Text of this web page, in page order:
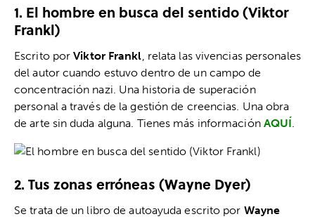
1. El hombre en busca del sentido (Viktor
Frankl)
Escrito porViktor Frankl, relata las vivencias personales
del autor cuando estuvo dentro de un campo de
concentración nazi. Una historia de superación
personal a través de la gestión de creencias. Una obra
de arte sin duda alguna. Tienes más información AQUÍ.
2. Tus zonas erróneas (Wayne Dyer)
Se trata de un libro de autoayuda escrito por Wayne